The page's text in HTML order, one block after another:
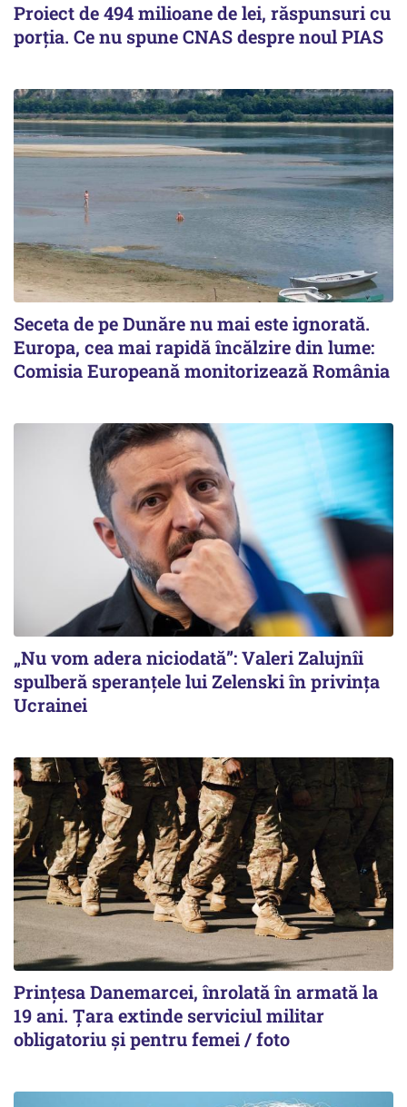
Proiect de 494 milioane de lei, răspunsuri cu
porția. Ce nu spune CNAS despre noul PIAS
Seceta de pe Dunăre nu mai este ignorată.
Europa, cea mai rapidă încălzire din lume:
Comisia Europeană monitorizează România
„Nu vom adera niciodată”: Valeri Zalujnîi
spulberă speranțele lui Zelenski în privința
Ucrainei
Prințesa Danemarcei, înrolată în armată la
19 ani. Țara extinde serviciul militar
obligatoriu și pentru femei / foto